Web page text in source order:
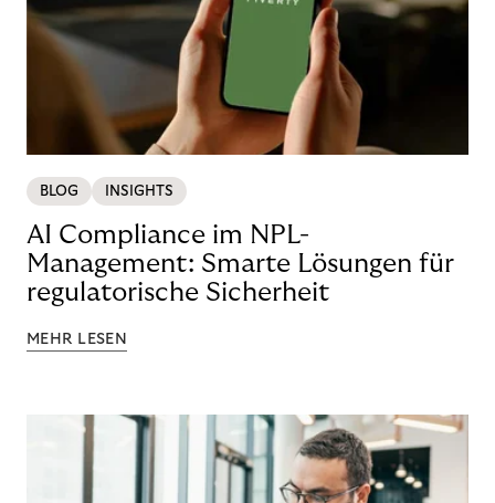
BLOG INSIGHTS
AI Compliance im NPL-
Management: Smarte Lösungen für
regulatorische Sicherheit
MEHR LESEN